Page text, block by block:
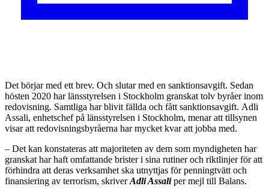
Det börjar med ett brev. Och slutar med en sanktionsavgift. Sedan
hösten 2020 har länsstyrelsen i Stockholm granskat tolv byråer inom
redovisning. Samtliga har blivit fällda och fått sanktionsavgift. Adli
Assali, enhetschef på länsstyrelsen i Stockholm, menar att tillsynen
visar att redovisningsbyråerna har mycket kvar att jobba med.
– Det kan konstateras att majoriteten av dem som myndigheten har
granskat har haft omfattande brister i sina rutiner och riktlinjer för att
förhindra att deras verksamhet ska utnyttjas för penningtvätt och
finansiering av terrorism, skriverAdli Assaliper mejl till Balans.